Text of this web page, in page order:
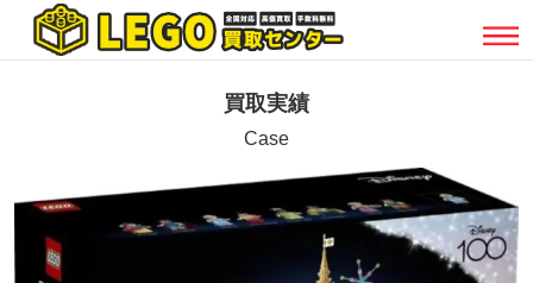
買取実績
Case